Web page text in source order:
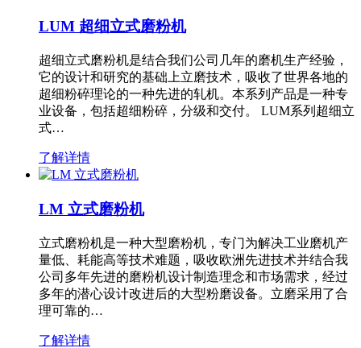
LUM 超细立式磨粉机
超细立式磨粉机是结合我们公司几年的磨机生产经验，
它的设计和研究的基础上立磨技术，吸收了世界各地的
超细粉碎理论的一种先进的轧机。本系列产品是一种专
业设备，包括超细粉碎，分级和交付。 LUM系列超细立
式…
了解详情
LM 立式磨粉机
立式磨粉机是一种大型磨粉机，专门为解决工业磨机产
量低、耗能高等技术难题，吸收欧洲先进技术并结合我
公司多年先进的磨粉机设计制造理念和市场需求，经过
多年的潜心设计改进后的大型粉磨设备。立磨采用了合
理可靠的…
了解详情